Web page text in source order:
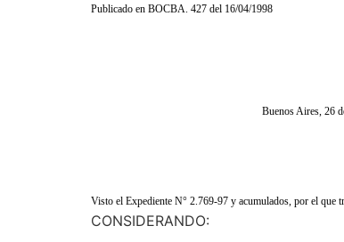
Publicado en BOCBA. 427 del 16/04/1998
Buenos Aires, 26
Visto el Expediente N° 2.769-97 y acumulados, por el que
CONSIDERANDO: